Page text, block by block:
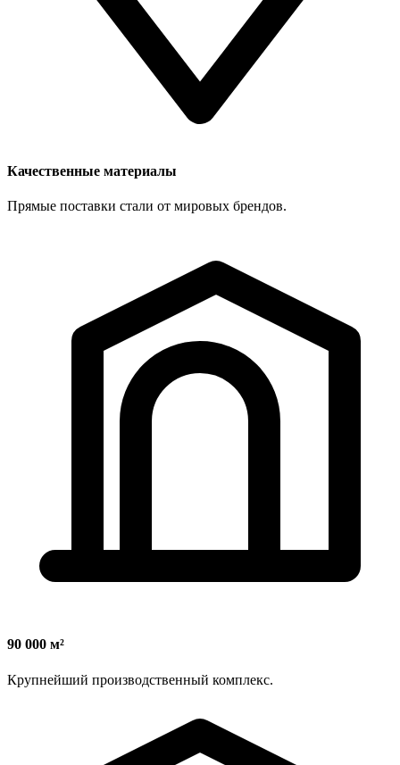
Качественные материалы
Прямые поставки стали от мировых брендов.
90 000 м²
Крупнейший производственный комплекс.